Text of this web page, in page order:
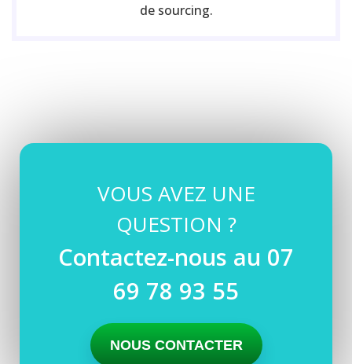
de sourcing.
VOUS AVEZ UNE
QUESTION ?
Contactez-nous au 07
69 78 93 55
NOUS CONTACTER